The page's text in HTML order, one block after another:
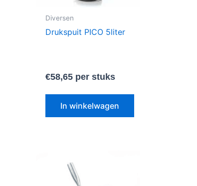
Diversen
Drukspuit PICO 5liter
€58,65 per stuks
In winkelwagen